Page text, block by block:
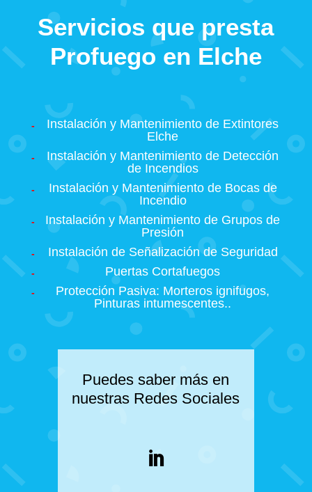
Servicios que presta
Profuego en Elche
Instalación y Mantenimiento de Extintores
Elche
Instalación y Mantenimiento de Detección
de Incendios
Instalación y Mantenimiento de Bocas de
Incendio
Instalación y Mantenimiento de Grupos de
Presión
Instalación de Señalización de Seguridad
Puertas Cortafuegos
Protección Pasiva: Morteros ignifugos,
Pinturas intumescentes..
Puedes saber más en
nuestras Redes Sociales
